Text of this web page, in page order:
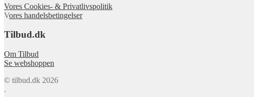
Vores Cookies- & Privatlivspolitik
Vores handelsbetingelser
Tilbud.dk
Om Tilbud
Se webshoppen
© tilbud.dk 2026
.